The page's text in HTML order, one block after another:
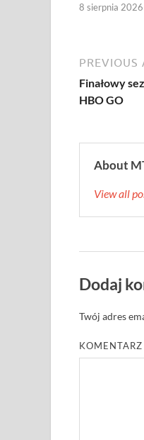
8 sierpnia 2026
PREVIOUS
Finałowy
HBO GO
About
View all
Dodaj
Twój adres
KOMENTARZ